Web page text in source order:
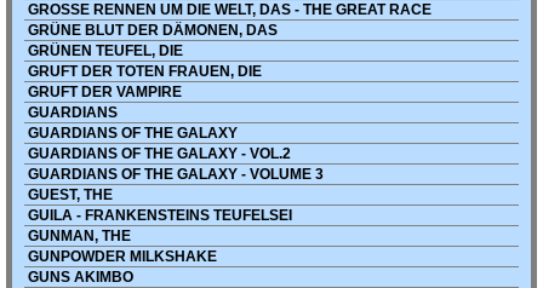
GROSSE RENNEN UM DIE WELT, DAS - THE GREAT RACE
GRÜNE BLUT DER DÄMONEN, DAS
GRÜNEN TEUFEL, DIE
GRUFT DER TOTEN FRAUEN, DIE
GRUFT DER VAMPIRE
GUARDIANS
GUARDIANS OF THE GALAXY
GUARDIANS OF THE GALAXY - VOL.2
GUARDIANS OF THE GALAXY - VOLUME 3
GUEST, THE
GUILA - FRANKENSTEINS TEUFELSEI
GUNMAN, THE
GUNPOWDER MILKSHAKE
GUNS AKIMBO